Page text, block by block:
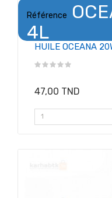
Référence
4L
HUILE OCEANA
47,00 TND